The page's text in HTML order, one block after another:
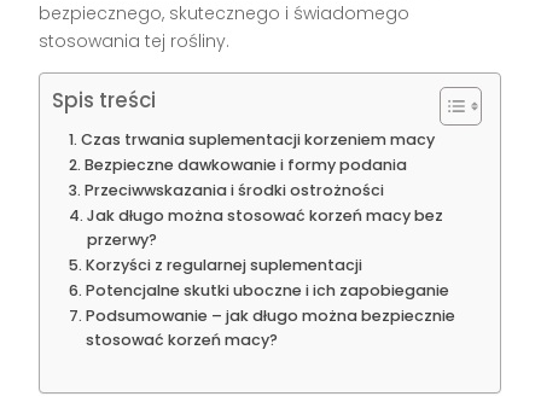
bezpiecznego, skutecznego i świadomego
stosowania tej rośliny.
Spis treści
Czas trwania suplementacji korzeniem macy
Bezpieczne dawkowanie i formy podania
Przeciwwskazania i środki ostrożności
Jak długo można stosować korzeń macy bez
przerwy?
Korzyści z regularnej suplementacji
Potencjalne skutki uboczne i ich zapobieganie
Podsumowanie – jak długo można bezpiecznie
stosować korzeń macy?